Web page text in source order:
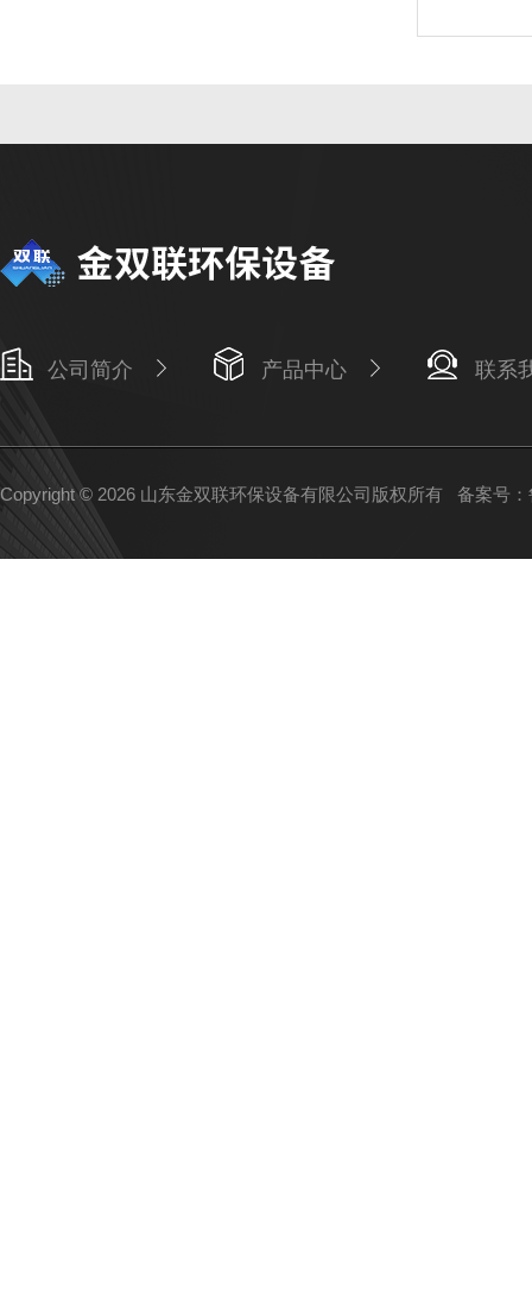
公司简介 产品中心 联系
Copyright © 2026 山东金双联环保设备有限公司版权所有 备案号